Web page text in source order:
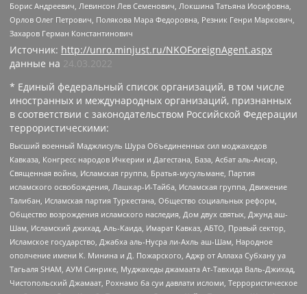
Борис Андреевич, Левинсон Лев Семенович, Локшина Татьяна Иосифовна,
Орлов Олег Петрович, Полякова Мара Федоровна, Резник Генри Маркович,
Захаров Герман Константинович
Источник: http://unro.minjust.ru/NKOForeignAgent.aspx
данные на 24.03.2022
* Единый федеральный список организаций, в том числе
иностранных и международных организаций, признанных
в соответствии с законодательством Российской Федерации
террористическими:
Высший военный Маджлисуль Шура Объединенных сил моджахедов
Кавказа, Конгресс народов Ичкерии и Дагестана, База, Асбат аль-Ансар,
Священная война, Исламская группа, Братья-мусульмане, Партия
исламского освобождения, Лашкар-И-Тайба, Исламская группа, Движение
Талибан, Исламская партия Туркестана, Общество социальных реформ,
Общество возрождения исламского наследия, Дом двух святых, Джунд аш-
Шам, Исламский джихад, Аль-Каида, Имарат Кавказ, АБТО, Правый сектор,
Исламское государство, Джабха аль-Нусра ли-Ахль аш-Шам, Народное
ополчение имени К. Минина и Д. Пожарского, Аджр от Аллаха Субхану уа
Тагьаля SHAM, АУМ Синрике, Муджахеды джамаата Ат-Тавхида Валь-Джихад,
Чистопольский Джамаат, Рохнамо ба суи давлати исломи, Террористическое